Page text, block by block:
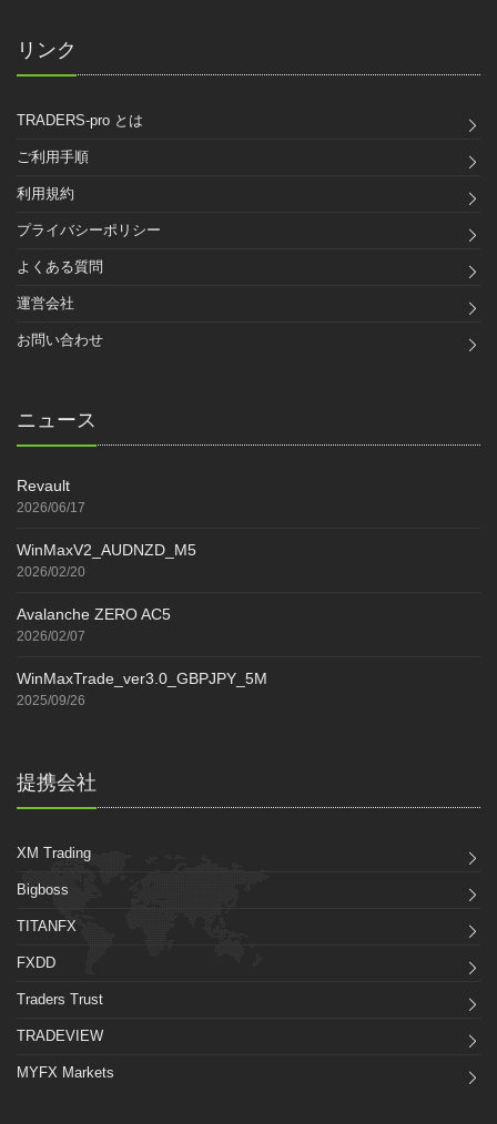
リンク
TRADERS-pro とは
ご利用手順
利用規約
プライバシーポリシー
よくある質問
運営会社
お問い合わせ
ニュース
Revault
2026/06/17
WinMaxV2_AUDNZD_M5
2026/02/20
Avalanche ZERO AC5
2026/02/07
WinMaxTrade_ver3.0_GBPJPY_5M
2025/09/26
提携会社
XM Trading
Bigboss
TITANFX
FXDD
Traders Trust
TRADEVIEW
MYFX Markets